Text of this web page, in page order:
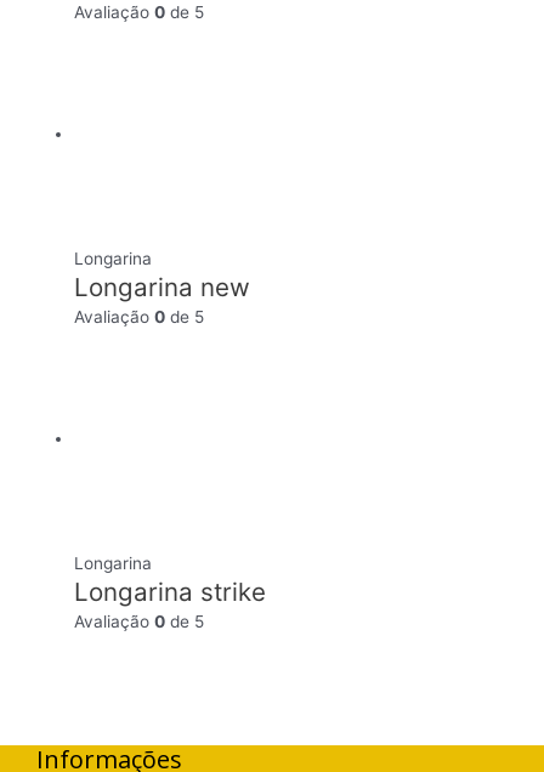
Avaliação0 de 5
Longarina
Longarina new
Avaliação0 de 5
Longarina
Longarina strike
Avaliação0 de 5
Informações